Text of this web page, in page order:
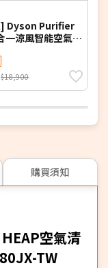
] Dyson Purifier
一涼風智能空氣清
$18,900
購買須知
空氣清
TW